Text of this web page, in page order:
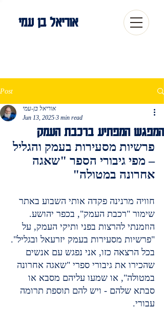
אוריאל בן עמי
Post
המפגש המפתיע ברכבת העמק
אוריאל בן-עמי
Jun 13, 2025 3 min read
פרשיות מסעירות בעמק והגליל
– מפי גיבורי הספר "שאגה
אחרונה במטולה"
חוויה מרנינה פקדה אותי השבוע באתר
שימור "רכבת העמק", בכפר יהושע.
הוזמנתי להרצות בפני ותיקי העמק, על
"פרשיות מסעירות בעמק יזרעאל ובגליל".
בכל הרצאה כזו, אני נפגש עם אנשים
שהכירו את גיבורי ספרי "שאגה אחרונה
במטולה", או שמעו עליהם מסבא או
סבתא שלהם - ויש להם תוספת תרומה
עבורי.